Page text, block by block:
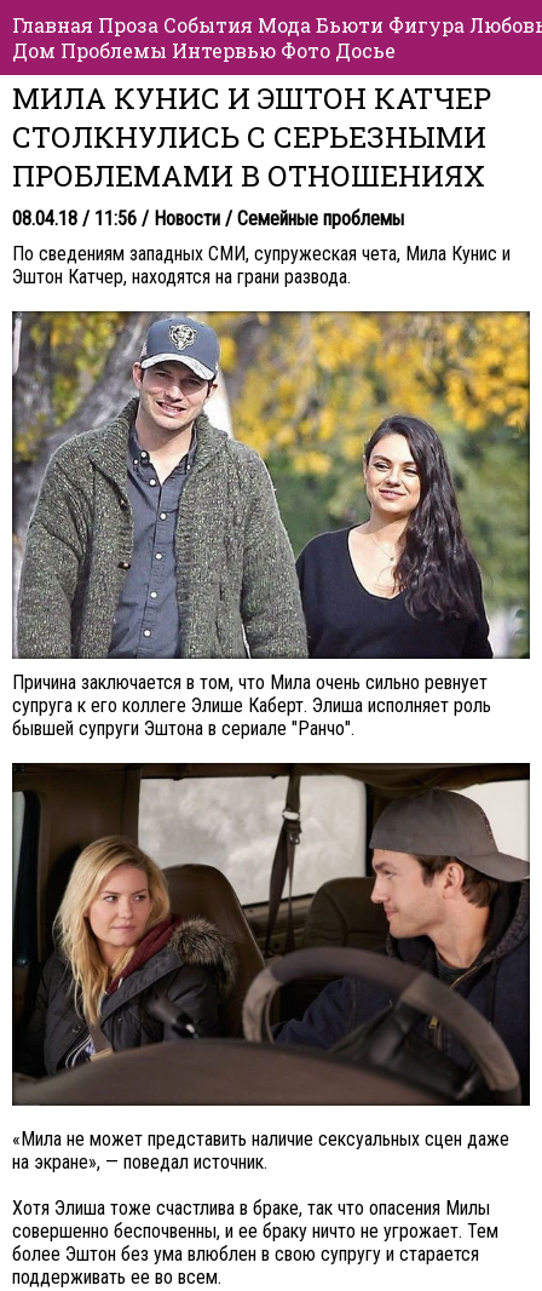
Главная Проза События Мода Бьюти Фигура
Дом Проблемы Интервью Фото Досье
МИЛА КУНИС И ЭШТОН КАТЧЕР
СТОЛКНУЛИСЬ С СЕРЬЕЗНЫМИ
ПРОБЛЕМАМИ В ОТНОШЕНИЯХ
08.04.18 / 11:56 / Новости / Семейные проблемы
По сведениям западных СМИ, супружеская чета, Мила Кунис и
Эштон Катчер, находятся на грани развода.
Причина заключается в том, что Мила очень сильно ревнует
супруга к его коллеге Элише Каберт. Элиша исполняет роль
бывшей супруги Эштона в сериале "Ранчо".
«Мила не может представить наличие сексуальных сцен даже
на экране», — поведал источник.
Хотя Элиша тоже счастлива в браке, так что опасения Милы
совершенно беспочвенны, и ее браку ничто не угрожает. Тем
более Эштон без ума влюблен в свою супругу и старается
поддерживать ее во всем.